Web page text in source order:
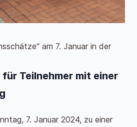
am 7. Januar in der
Teilnehmer mit einer
7. Januar 2024, zu einer